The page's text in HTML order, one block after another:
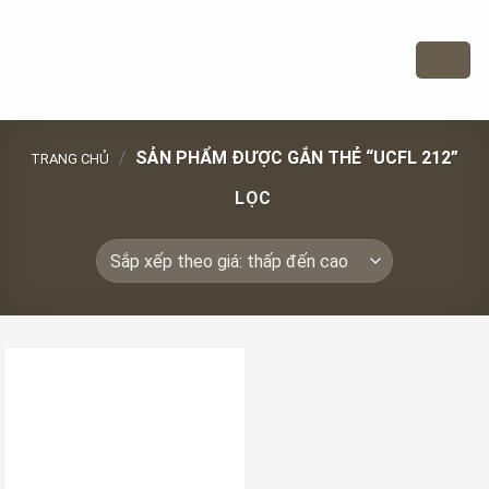
TRANG CHỦ / SẢN PHẨM ĐƯỢC GẮN THẺ “UCFL 212”
LỌC